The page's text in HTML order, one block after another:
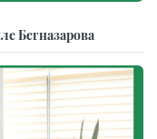
Бегназарова